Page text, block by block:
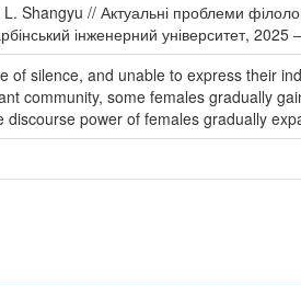
// Актуальні проблеми
інженерний університет, 2025
silence, and unable to express their
community, some females gradually
power of females gradually